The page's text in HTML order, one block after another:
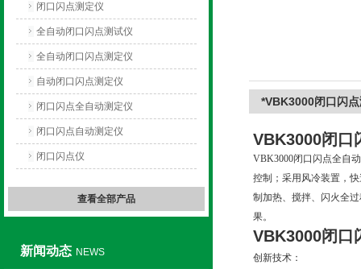
闭口闪点测定仪
全自动闭口闪点测试仪
全自动闭口闪点测定仪
自动闭口闪点测定仪
闭口闪点全自动测定仪
闭口闪点自动测定仪
闭口闪点仪
查看全部产品
新闻动态 NEWS
*VBK3000闭口闪
VBK3000闭口
VBK3000闭口闪点全自
控制；采用风冷装置，
制加热、搅拌、闪火全
果。
VBK3000闭口
创新技术：